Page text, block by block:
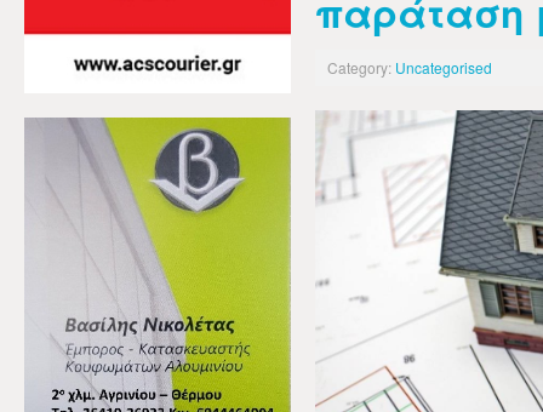
παράταση
Category: Uncategorised